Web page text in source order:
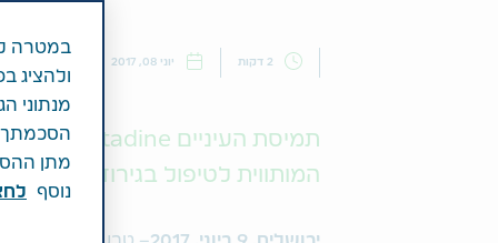
2 דקות יוני 08, 2017
המותווית לטיפול בגירוד
במטרה
ולהציג
מנתוני
הסכמתך
מתן
נוסף